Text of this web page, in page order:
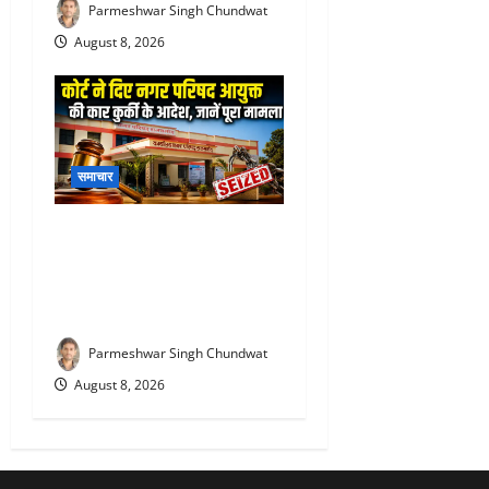
Parmeshwar Singh Chundwat
August 8, 2026
समाचार
Parmeshwar Singh Chundwat
August 8, 2026